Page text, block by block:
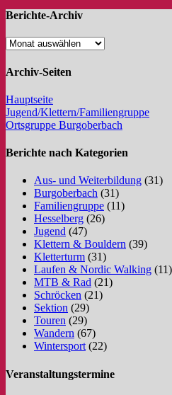
Berichte-Archiv
Archiv-Seiten
Hauptseite
Jugend/Klettern/Familiengruppe
Ortsgruppe Burgoberbach
Berichte nach Kategorien
Aus- und Weiterbildung (31)
Burgoberbach (31)
Familiengruppe (11)
Hesselberg (26)
Jugend (47)
Klettern & Bouldern (39)
Kletterturm (31)
Laufen & Nordic Walking (11)
MTB & Rad (21)
Schröcken (21)
Sektion (29)
Touren (29)
Wandern (67)
Wintersport(22)
Veranstaltungstermine